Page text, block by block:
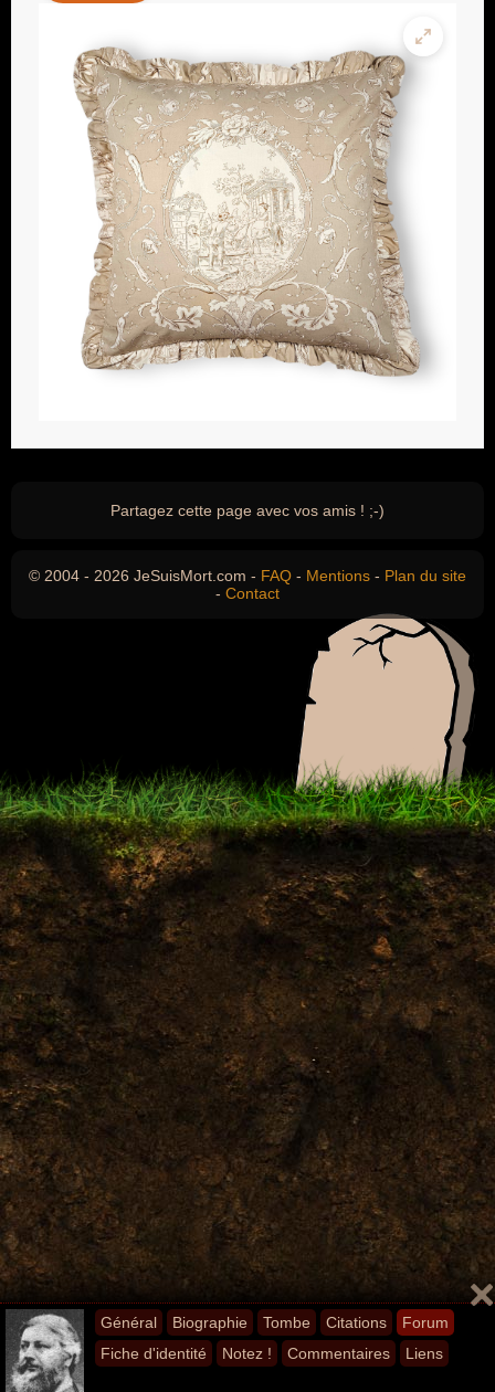
Général Biographie Tombe Citations
Forum
Fiche d'identité
Notez ! Commentaires Liens
Partagez cette page avec vos amis ! ;-)
© 2004 - 2026 JeSuisMort.com - FAQ - Mentions - Plan du site
- Contact